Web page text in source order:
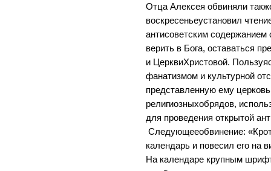
Отца Алексея обвиняли
воскресеньеустановил
антисоветским
верить в Бога, оставаться
и ЦерквиХристовой.
фанатизмом и культурной
представленную ему
религиозныхобрядов,
для проведения открытой
Следующееобвинение:
календарь и повесил его на
На календаре крупным